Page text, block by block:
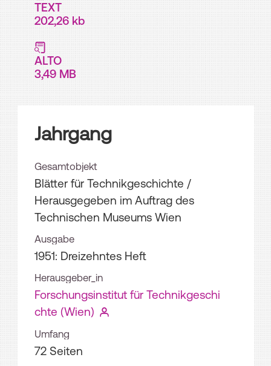
TEXT
202,26 kb
ALTO
3,49 MB
Jahrgang
Gesamtobjekt
Blätter für Technikgeschichte /
Herausgegeben im Auftrag des
Technischen Museums Wien
Ausgabe
1951: Dreizehntes Heft
Herausgeber_in
Forschungsinstitut für Technikgeschi
chte (Wien)
Umfang
72 Seiten